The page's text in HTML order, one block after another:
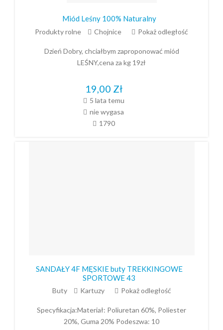
Miód Leśny 100% Naturalny
Produkty rolne Chojnice Pokaż odległość
Dzień Dobry, chciałbym zaproponować miód
LEŚNY,cena za kg 19zł
19,00 Zł
5 lata temu
nie wygasa
1790
SANDAŁY 4F MĘSKIE buty TREKKINGOWE
SPORTOWE 43
Buty Kartuzy Pokaż odległość
Specyfikacja:Materiał: Poliuretan 60%, Poliester
20%, Guma 20% Podeszwa: 10